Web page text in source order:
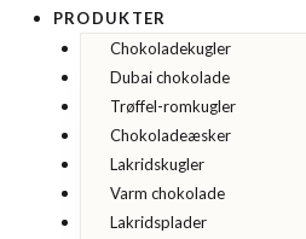
PRODUKTER
Chokoladekugler
Dubai chokolade
Trøffel-romkugler
Chokoladeæsker
Lakridskugler
Varm chokolade
Lakridsplader